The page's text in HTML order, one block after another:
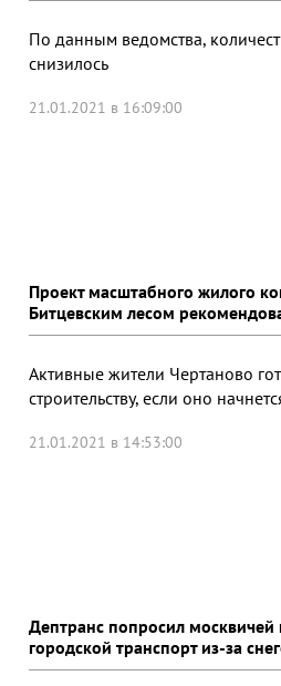
По данным ведомства,
снизилось
21.01.2021 в 16:09:00
Проект масштабного жилого
Битцевским лесом
Активные жители Чертаново
строительству, если оно
21.01.2021 в 14:53:00
Дептранс попросил москвичей
городской транспорт из-за